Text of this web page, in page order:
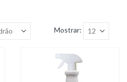
Mostrar: